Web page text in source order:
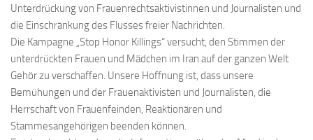
Unterdrückung von Frauenrechtsaktivistinnen und Journalisten und
die Einschränkung des Flusses freier Nachrichten.
Die Kampagne „Stop Honor Killings“ versucht, den Stimmen der
unterdrückten Frauen und Mädchen im Iran auf der ganzen Welt
Gehör zu verschaffen. Unsere Hoffnung ist, dass unsere
Bemühungen und der Frauenaktivisten und Journalisten, die
Herrschaft von Frauenfeinden, Reaktionären und
Stammesangehörigen beenden können.